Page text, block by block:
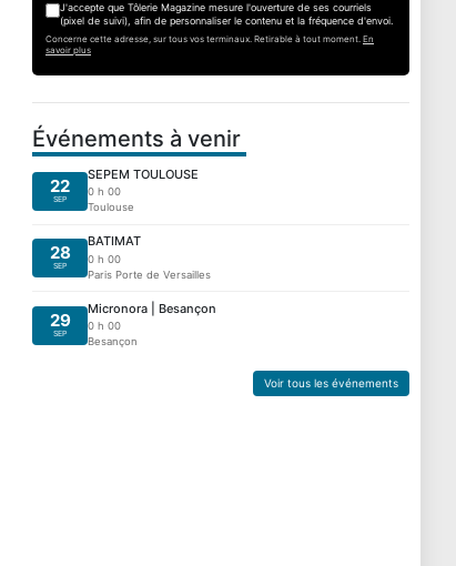
J'accepte que Tôlerie Magazine mesure l'ouverture de ses courriels
(pixel de suivi), afin de personnaliser le contenu et la fréquence d'envoi.
Concerne cette adresse, sur tous vos terminaux. Retirable à tout moment. En
savoir plus
Événements à venir
22
SEP
SEPEM TOULOUSE
0 h 00
Toulouse
28
SEP
BATIMAT
0 h 00
Paris Porte de Versailles
29
SEP
Micronora | Besançon
0 h 00
Besançon
Voir tous les événements